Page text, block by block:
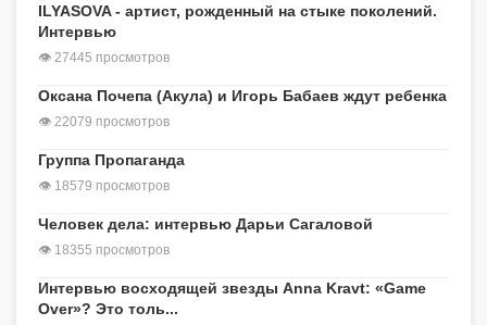
ILYASOVA - артист, рожденный на стыке поколений.
Интервью
👁 27445 просмотров
Оксана Почепа (Акула) и Игорь Бабаев ждут ребенка
👁 22079 просмотров
Группа Пропаганда
👁 18579 просмотров
Человек дела: интервью Дарьи Сагаловой
👁 18355 просмотров
Интервью восходящей звезды Anna Kravt: «Game
Over»? Это толь...